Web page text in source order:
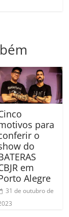
para
o
do
em
Alegre
31 de outubro de